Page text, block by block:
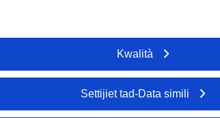
Kwalità
Settijiet tad-Data simili